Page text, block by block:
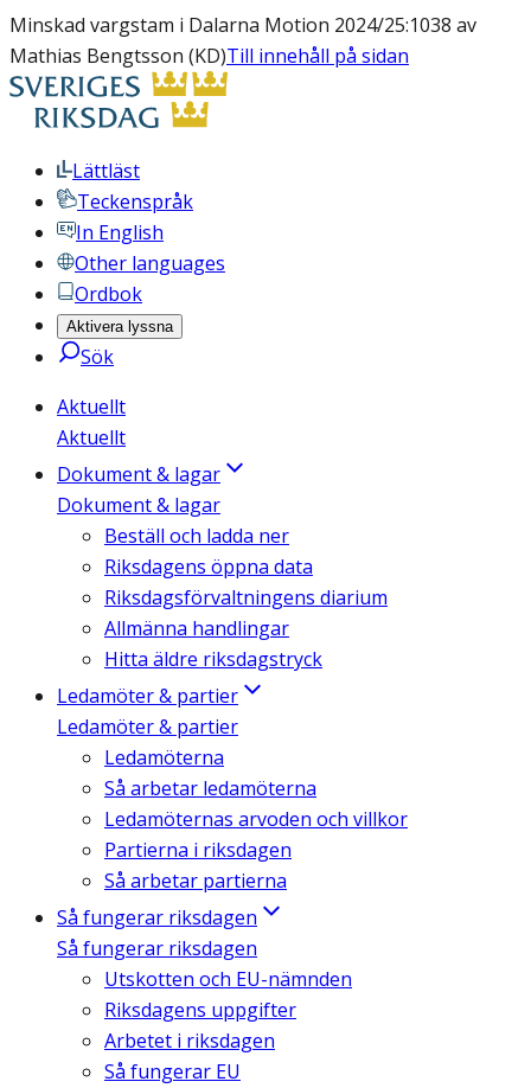
Minskad vargstam i Dalarna Motion 2024/25:1038 av
Mathias Bengtsson (KD)Till innehåll på sidan
Lättläst
Teckenspråk
In English
Other languages
Ordbok
Aktivera lyssna
Sök
Aktuellt
Aktuellt
Dokument & lagar
Dokument & lagar
Beställ och ladda ner
Riksdagens öppna data
Riksdagsförvaltningens diarium
Allmänna handlingar
Hitta äldre riksdagstryck
Ledamöter & partier
Ledamöter & partier
Ledamöterna
Så arbetar ledamöterna
Ledamöternas arvoden och villkor
Partierna i riksdagen
Så arbetar partierna
Så fungerar riksdagen
Så fungerar riksdagen
Utskotten och EU-nämnden
Riksdagens uppgifter
Arbetet i riksdagen
Så fungerar EU